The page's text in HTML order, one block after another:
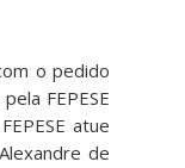
o pedido
FEPESE
atue
de